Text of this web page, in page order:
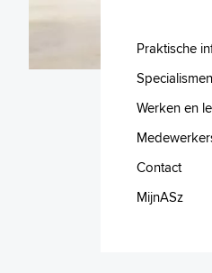
Praktische
Specialismen
Werken en
Contact
MijnASz